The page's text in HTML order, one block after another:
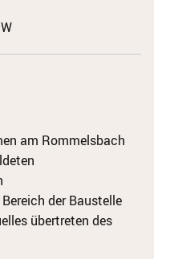
am Rommelsbach
der Baustelle
übertreten des